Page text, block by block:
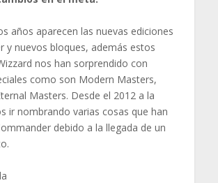
años aparecen las nuevas ediciones
y nuevos bloques, además estos
nos han sorprendido con
como son Modern Masters,
Masters. Desde el 2012 a la
ir nombrando varias cosas que han
debido a la llegada de un